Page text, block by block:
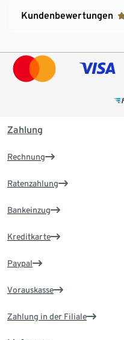
Kundenbewertungen
Zahlung
Rechnung
Ratenzahlung
Bankeinzug
Kreditkarte
Paypal
Vorauskasse
Zahlung in der Filiale